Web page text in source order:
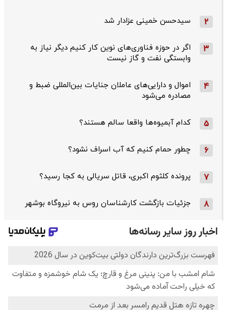
2 سیدحسن خمینی عزادار شد
3
اگر در حوزه فناوری‌های نوین کار کنیم دیگر نیاز به
وابستگی نفت و گاز نیست
4
اموال و دارایی‌های عاملان جنایات بین‌المللی ضبط و
مصادره می‌شود
5 کدام آبمیوه‌ها واقعا سالم هستند؟
6 چطور حمام کنیم که آب اسراف نشود؟
7 پرونده کلثوم اکبری، قاتل سریالی به کجا رسید؟
8 جزئیات بازگشت کارشناسان روس به نیروگاه بوشهر